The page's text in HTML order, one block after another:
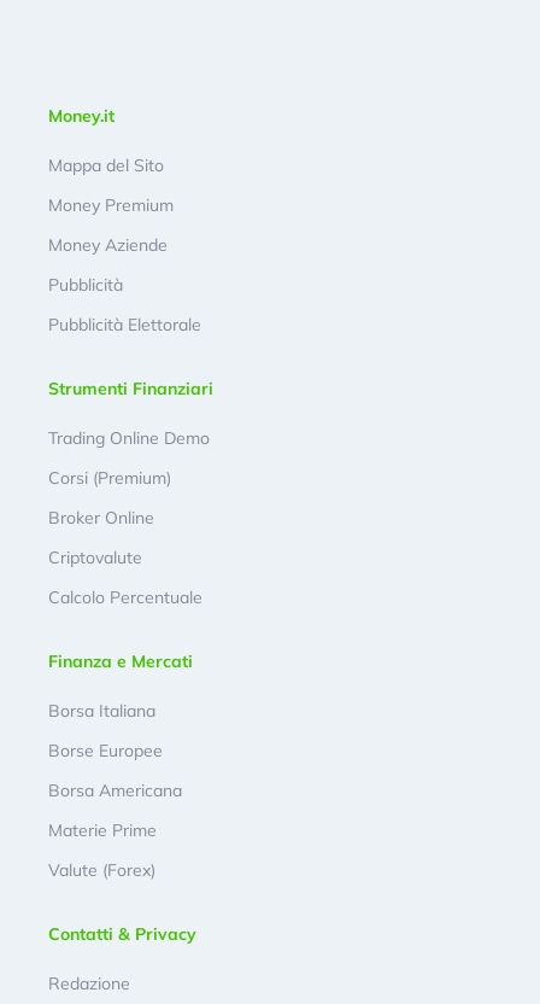
Money.it
Mappa del Sito
Money Premium
Money Aziende
Pubblicità
Pubblicità Elettorale
Strumenti Finanziari
Trading Online Demo
Corsi (Premium)
Broker Online
Criptovalute
Calcolo Percentuale
Finanza e Mercati
Borsa Italiana
Borse Europee
Borsa Americana
Materie Prime
Valute (Forex)
Contatti & Privacy
Redazione